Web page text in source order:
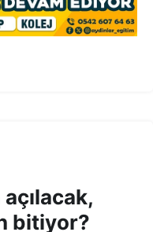
bitiyor?